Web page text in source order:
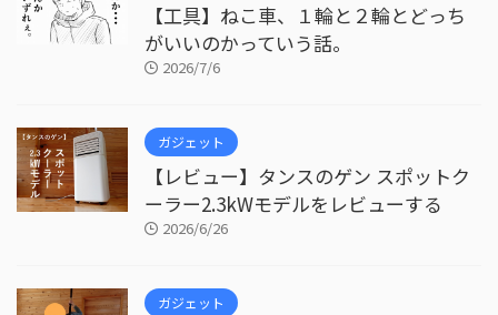
【工具】ねこ車、１輪と２輪とどっち
がいいのかっていう話。
2026/7/6
ガジェット
【レビュー】タンスのゲン スポットク
ーラー2.3kWモデルをレビューする
2026/6/26
ガジェット